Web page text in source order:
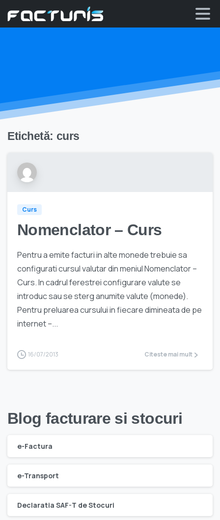
Etichetă: curs
Curs
Nomenclator – Curs
Pentru a emite facturi in alte monede trebuie sa
configurati cursul valutar din meniul Nomenclator –
Curs. In cadrul ferestrei configurare valute se
introduc sau se sterg anumite valute (monede).
Pentru preluarea cursului in fiecare dimineata de pe
internet –...
16/07/2013 Citeste mai mult
Blog facturare si stocuri
e-Factura
e-Transport
Declaratia SAF-T de Stocuri